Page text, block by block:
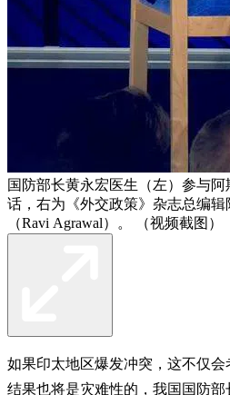
国防部长黄永宏医生（左）参与
话，右为《外交政策》杂志总编辑
（Ravi Agrawal）。 （视频截图）
如果印太地区爆发冲突，这不仅会
结果也将是灾难性的，我国国防